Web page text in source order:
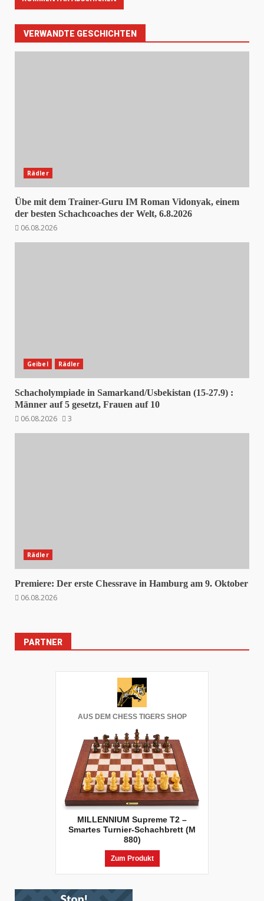
VERWANDTE GESCHICHTEN
Rädler
Übe mit dem Trainer-Guru IM Roman Vidonyak, einem
der besten Schachcoaches der Welt, 6.8.2026
06.08.2026
Geibel Rädler
Schacholympiade in Samarkand/Usbekistan (15-27.9) :
Männer auf 5 gesetzt, Frauen auf 10
06.08.2026
3
Rädler
Premiere: Der erste Chessrave in Hamburg am 9. Oktober
06.08.2026
PARTNER
AUS DEM CHESS TIGERS SHOP
MILLENNIUM Supreme T2 –
Smartes Turnier-Schachbrett (M
880)
Zum Produkt